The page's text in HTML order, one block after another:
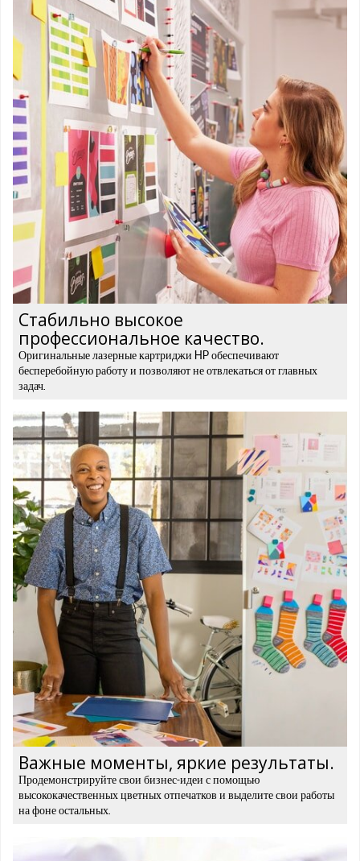
Стабильно высокое
профессиональное качество.
Оригинальные лазерные картриджи HP обеспечивают
бесперебойную работу и позволяют не отвлекаться от главных
задач.
Важные моменты, яркие результаты.
Продемонстрируйте свои бизнес-идеи с помощью
высококачественных цветных отпечатков и выделите свои работы
на фоне остальных.